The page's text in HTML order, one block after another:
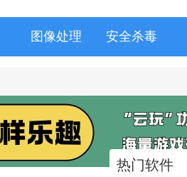
图像处理 安全杀毒
热门软件